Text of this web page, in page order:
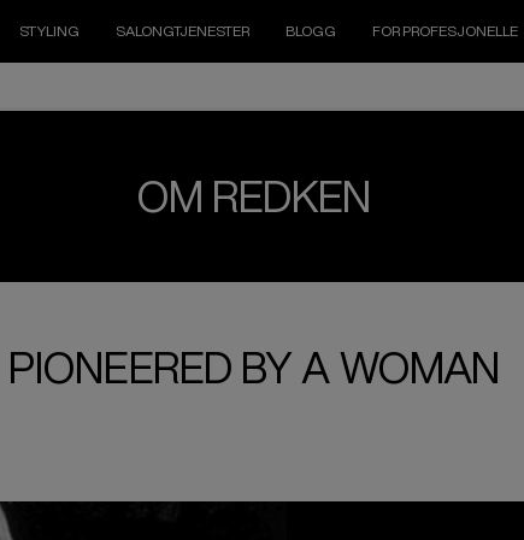
STYLING SALONGTJENESTER BLOGG FOR PROFESJONELLE
OM REDKEN
PIONEERED BY A WOMAN